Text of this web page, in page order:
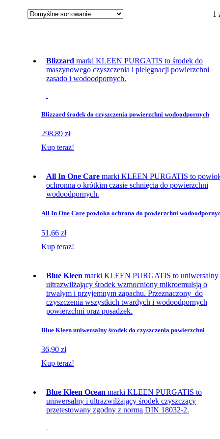
1
Blizzard marki KLEEN PURGATIS to środek do
maszynowego czyszczenia i pielęgnacji powierzchni
zasado i wodoodpornych.
Blizzard środek do czyszczenia powierzchni wodoodpornych
298,89 zł
Kup teraz!
All In One Care marki KLEEN PURGATIS to
ochronna o krótkim czasie schnięcia do powierzchni
wodoodpornych.
All In One Care powłoka ochrona do powierzchni
51,66 zł
Kup teraz!
Blue Kleen marki KLEEN PURGATIS to
ultrazwilżający środek wzmocniony mikroemulsją o
trwałym i przyjemnym zapachu. Przeznaczony do
czyszczenia wszystkich twardych i wodoodpornych
powierzchni oraz posadzek.
Blue Kleen uniwersalny środek do czyszczenia powierzchni
36,90 zł
Kup teraz!
Blue Kleen Ocean marki KLEEN PURGATIS to
uniwersalny i ultrazwilżający środek czyszczący
przetestowany zgodny z normą DIN 18032-2.